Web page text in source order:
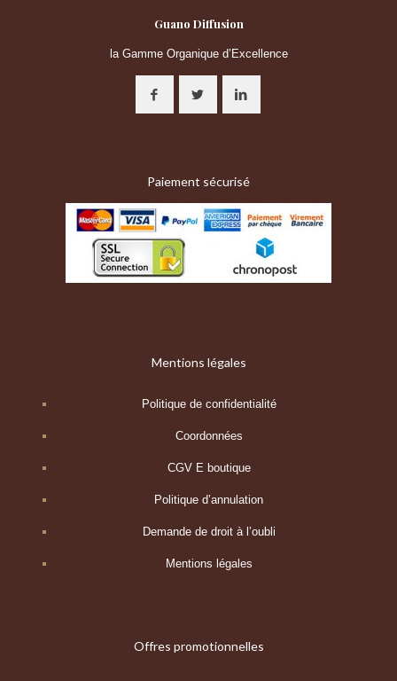
Guano Diffusion
la Gamme Organique d’Excellence
Paiement sécurisé
Mentions légales
Politique de confidentialité
Coordonnées
CGV E boutique
Politique d’annulation
Demande de droit à l’oubli
Mentions légales
Offres promotionnelles